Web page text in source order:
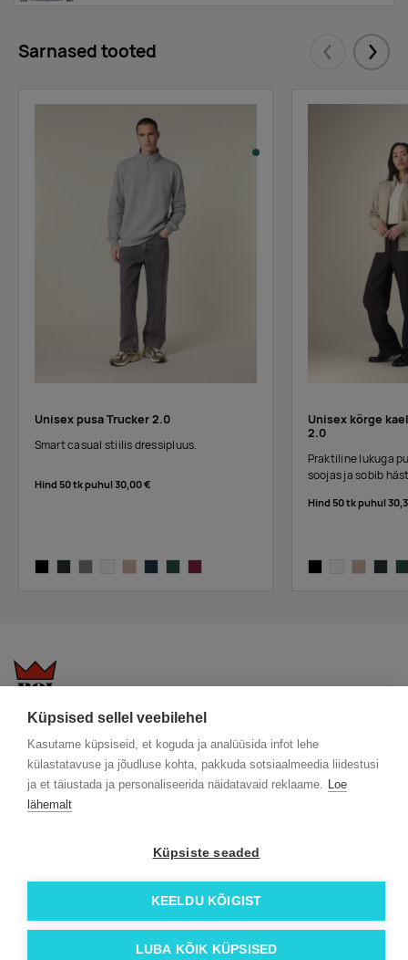
Küpsised sellel veebilehel
Kasutame küpsiseid, et koguda ja analüüsida infot lehe
külastatavuse ja jõudluse kohta, pakkuda sotsiaalmeedia liidestusi
ja et täiustada ja personaliseerida näidatavaid reklaame. Loe
lähemalt
Küpsiste seaded
KEELDU KÕIGIST
LUBA KÕIK KÜPSISED
Tarnija 0 123
Tarnija 47 187
Sarnased tooted Eelmised
Unisex pusa Trucker 2.0
Smart casual stiilis dressipluus.
Hind 50 tk puhul30,00 €
Unisex kõrge
2.0
Praktiline lukuga
soojas ja sobib
Hind 50 tk puhul
KKK
Trükitehnikad
Meist lähemalt
Üldtingimused
ÖKO reklaamkingitused
Kontakt
Facebook
© 2026 Roi OÜ | Kõik õigused on kaitstud.